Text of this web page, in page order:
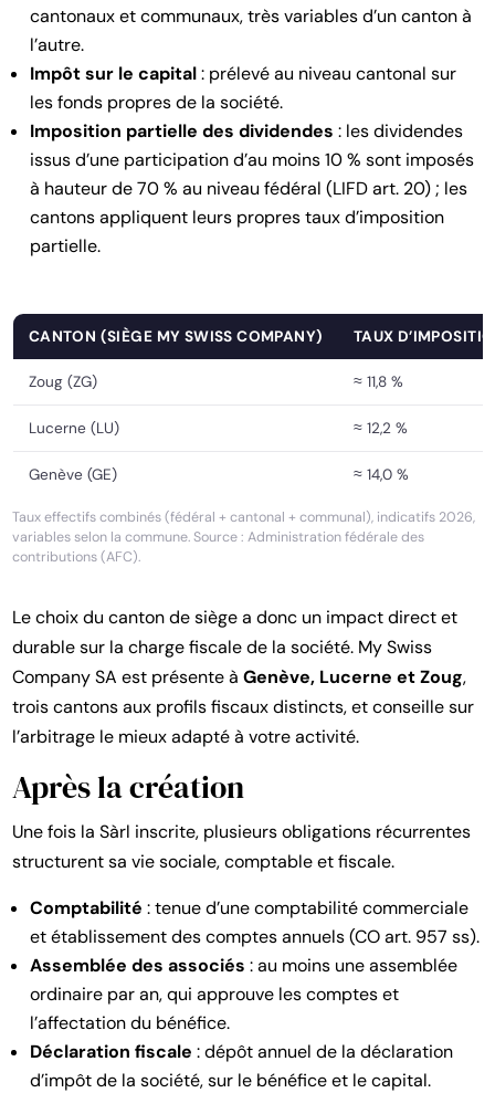
cantonaux et communaux, très variables d’un canton à
l’autre.
Impôt sur le capital: prélevé au niveau cantonal sur
les fonds propres de la société.
Imposition partielle des dividendes : les dividendes
issus d’une participation d’au moins 10 % sont imposés
à hauteur de 70 % au niveau fédéral (LIFD art. 20) ; les
cantons appliquent leurs propres taux d’imposition
partielle.
CANTON (SIÈGE MY SWISS COMPANY) TAUX
Zoug (ZG) ≈ 11,8 %
Lucerne (LU) ≈ 12,2 %
Genève (GE) ≈ 14,0 %
Taux effectifs combinés (fédéral + cantonal + communal), indicatifs 2026,
variables selon la commune. Source : Administration fédérale des
contributions (AFC).
Le choix du canton de siège a donc un impact direct et
durable sur la charge fiscale de la société. My Swiss
Company SA est présente àGenève, Lucerne et Zoug,
trois cantons aux profils fiscaux distincts, et conseille sur
l’arbitrage le mieux adapté à votre activité.
Après la création
Une fois la Sàrl inscrite, plusieurs obligations récurrentes
structurent sa vie sociale, comptable et fiscale.
Comptabilité : tenue d’une comptabilité commerciale
et établissement des comptes annuels (CO art. 957 ss).
Assemblée des associés : au moins une assemblée
ordinaire par an, qui approuve les comptes et
l’affectation du bénéfice.
Déclaration fiscale : dépôt annuel de la déclaration
d’impôt de la société, sur le bénéfice et le capital.